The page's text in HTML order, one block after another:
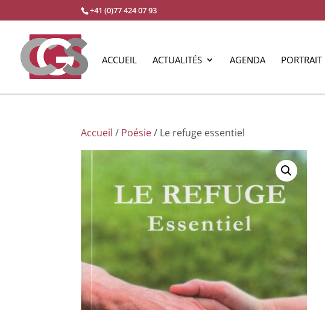
+41 (0)77 424 07 93
ACCUEIL ACTUALITÉS AGENDA PORTRAIT
Accueil / Poésie/ Le refuge essentiel